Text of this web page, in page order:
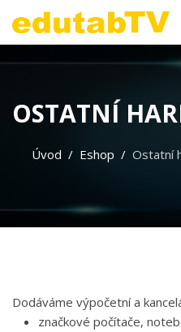
OSTATNÍ
Úvod Eshop Ostatní
Dodáváme výpočetní a
značkové počítače,